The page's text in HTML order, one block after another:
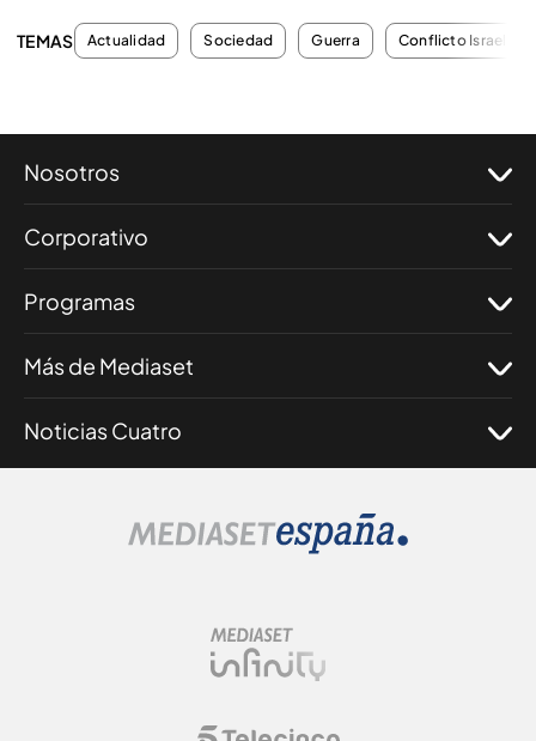
TEMAS Actualidad Sociedad Guerra Conflicto Israel-
Nosotros
Corporativo
Programas
Más de Mediaset
Noticias Cuatro